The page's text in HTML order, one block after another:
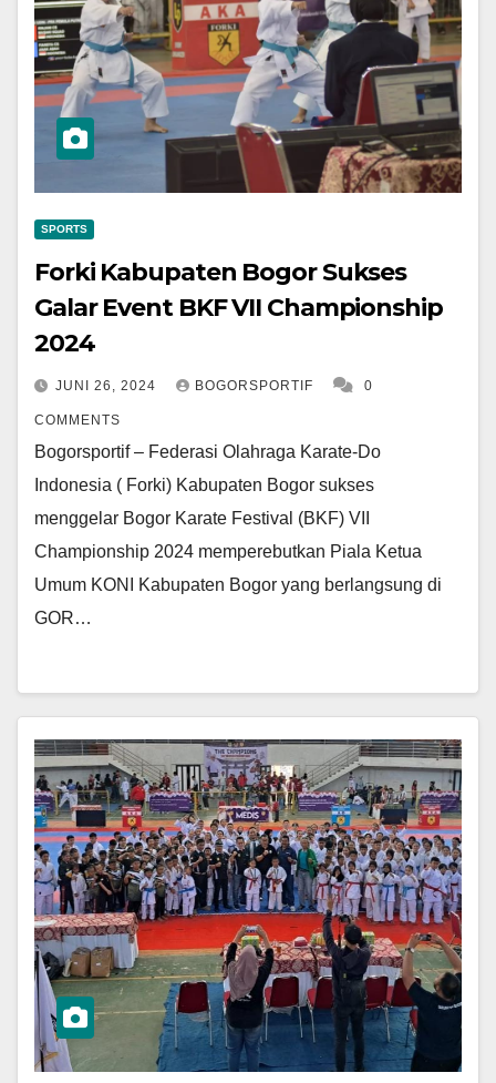
SPORTS
Forki Kabupaten Bogor Sukses
Galar Event BKF VII Championship
2024
JUNI 26, 2024 BOGORSPORTIF 0
COMMENTS
Bogorsportif – Federasi Olahraga Karate-Do
Indonesia ( Forki) Kabupaten Bogor sukses
menggelar Bogor Karate Festival (BKF) VII
Championship 2024 memperebutkan Piala Ketua
Umum KONI Kabupaten Bogor yang berlangsung di
GOR…